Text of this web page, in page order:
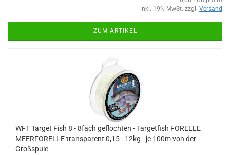
inkl. 19% MwSt. zzgl. Versand
ZUM ARTIKEL
WFT Target Fish 8 - 8fach geflochten - Targetfish FORELLE
MEERFORELLE transparent 0,15 - 12kg - je 100m von der
Großspule